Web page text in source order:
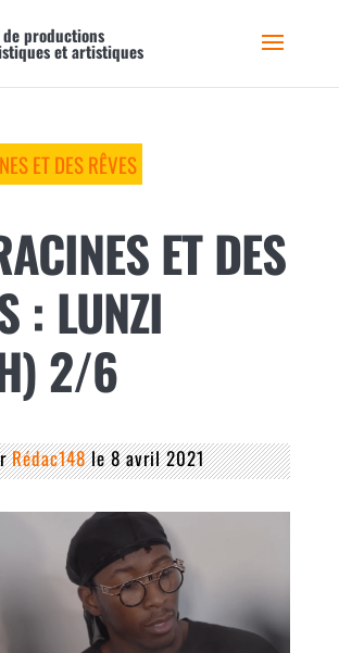
de productions
et artistiques
ET DES RÊVES
ET DES
: LUNZI
2/6
Rédac148le 8 avril 2021